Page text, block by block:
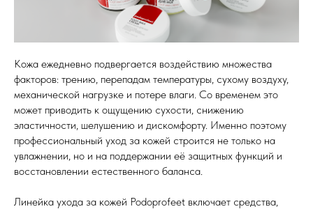
Кожа ежедневно подвергается воздействию множества
факторов: трению, перепадам температуры, сухому воздуху,
механической нагрузке и потере влаги. Со временем это
может приводить к ощущению сухости, снижению
эластичности, шелушению и дискомфорту. Именно поэтому
профессиональный уход за кожей строится не только на
увлажнении, но и на поддержании её защитных функций и
восстановлении естественного баланса.
Линейка ухода за кожей Podoprofeet включает средства,